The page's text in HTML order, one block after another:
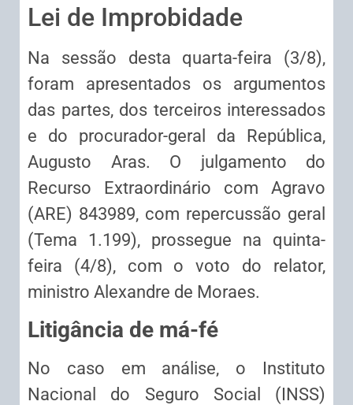
Lei de Improbidade
Na sessão desta quarta-feira (3/8),
foram apresentados os argumentos
das partes, dos terceiros interessados
e do procurador-geral da República,
Augusto Aras. O julgamento do
Recurso Extraordinário com Agravo
(ARE) 843989, com repercussão geral
(Tema 1.199), prossegue na quinta-
feira (4/8), com o voto do relator,
ministro Alexandre de Moraes.
Litigância de má-fé
No caso em análise, o Instituto
Nacional do Seguro Social (INSS)